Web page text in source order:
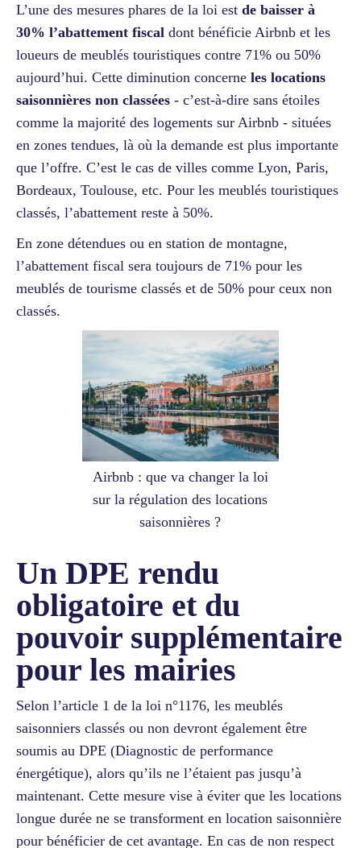
L’une des mesures phares de la loi est de baisser à
30% l’abattement fiscal dont bénéficie Airbnb et les
loueurs de meublés touristiques contre 71% ou 50%
aujourd’hui. Cette diminution concerne les locations
saisonnières non classées - c’est-à-dire sans étoiles
comme la majorité des logements sur Airbnb - situées
en zones tendues, là où la demande est plus importante
que l’offre. C’est le cas de villes comme Lyon, Paris,
Bordeaux, Toulouse, etc. Pour les meublés touristiques
classés, l’abattement reste à 50%.
En zone détendues ou en station de montagne,
l’abattement fiscal sera toujours de 71% pour les
meublés de tourisme classés et de 50% pour ceux non
classés.
Airbnb : que va changer la loi
sur la régulation des locations
saisonnières ?
Un DPE rendu
obligatoire et du
pouvoir supplémentaire
pour les mairies
Selon l’article 1 de la loi n°1176, les meublés
saisonniers classés ou non devront également être
soumis au DPE (Diagnostic de performance
énergétique), alors qu’ils ne l’étaient pas jusqu’à
maintenant. Cette mesure vise à éviter que les locations
longue durée ne se transforment en location saisonnière
pour bénéficier de cet avantage. En cas de non respect